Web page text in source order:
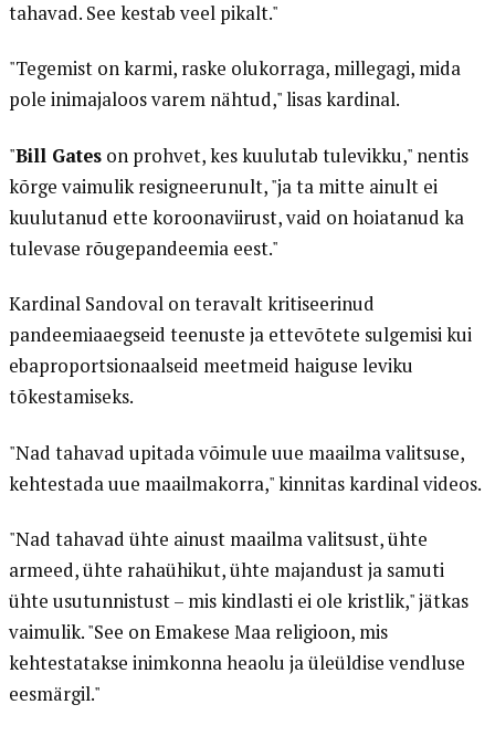
tahavad. See kestab veel pikalt."
"Tegemist on karmi, raske olukorraga, millegagi, mida
pole inimajaloos varem nähtud," lisas kardinal.
"Bill Gateson prohvet, kes kuulutab tulevikku," nentis
kõrge vaimulik resigneerunult, "ja ta mitte ainult ei
kuulutanud ette koroonaviirust, vaid on hoiatanud ka
tulevase rõugepandeemia eest."
Kardinal Sandoval on teravalt kritiseerinud
pandeemiaaegseid teenuste ja ettevõtete sulgemisi kui
ebaproportsionaalseid meetmeid haiguse leviku
tõkestamiseks.
"Nad tahavad upitada võimule uue maailma valitsuse,
kehtestada uue maailmakorra," kinnitas kardinal videos.
"Nad tahavad ühte ainust maailma valitsust, ühte
armeed, ühte rahaühikut, ühte majandust ja samuti
ühte usutunnistust – mis kindlasti ei ole kristlik," jätkas
vaimulik. "See on Emakese Maa religioon, mis
kehtestatakse inimkonna heaolu ja üleüldise vendluse
eesmärgil."